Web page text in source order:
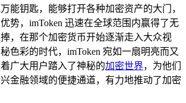
能钥匙，能够打开各种加密资产的大门，
势，imToken 迅速在全球范围内赢得了无
，在那个加密货币开始逐渐走入大众视
色彩的时代，imToken 宛如一扇明亮而又
广大用户踏入了神秘的加密世界，为他们
金融领域的便捷通道，有力地推动了加密